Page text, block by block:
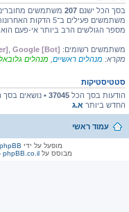
בסך הכל ישנם 207
משתמשים פעילים ב־5 הדקות האחרונות)
מספר הגולשים הרב ביותר אי-פעם הוא
משתמשים רשומים: Google [Bot]
מקרא: מנהלים ראשיים מנהלים
סטטיסטיקות
הודעות בסך הכל 37045 • נושאים בסך
החדש ביותר א.ג
עמוד ראשי
מופעל על ידי
מבוסס על phpBB.co.il - פורומים בעברית